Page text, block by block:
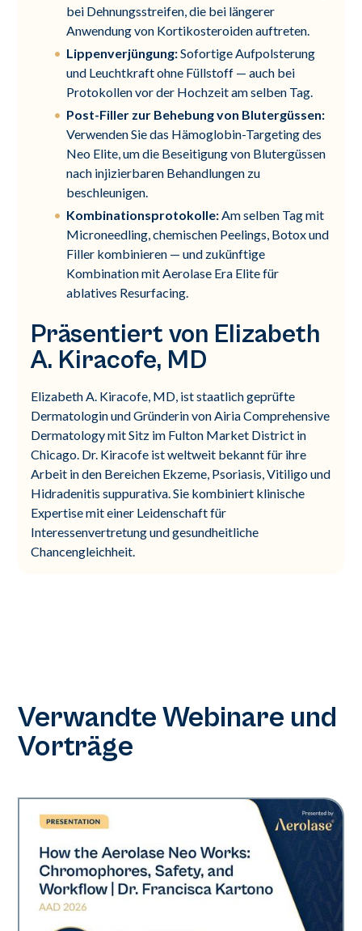
bei Dehnungsstreifen, die bei längerer
Anwendung von Kortikosteroiden auftreten.
Lippenverjüngung:Sofortige Aufpolsterung
und Leuchtkraft ohne Füllstoff — auch bei
Protokollen vor der Hochzeit am selben Tag.
Post-Filler zur Behebung von Blutergüssen:
Verwenden Sie das Hämoglobin-Targeting des
Neo Elite, um die Beseitigung von Blutergüssen
nach injizierbaren Behandlungen zu
beschleunigen.
Kombinationsprotokolle: Am selben Tag mit
Microneedling, chemischen Peelings, Botox und
Filler kombinieren — und zukünftige
Kombination mit Aerolase Era Elite für
ablatives Resurfacing.
Präsentiert von Elizabeth
A. Kiracofe, MD
Elizabeth A. Kiracofe, MD, ist staatlich geprüfte
Dermatologin und Gründerin von Airia Comprehensive
Dermatology mit Sitz im Fulton Market District in
Chicago. Dr. Kiracofe ist weltweit bekannt für ihre
Arbeit in den Bereichen Ekzeme, Psoriasis, Vitiligo und
Hidradenitis suppurativa. Sie kombiniert klinische
Expertise mit einer Leidenschaft für
Interessenvertretung und gesundheitliche
Chancengleichheit.
Verwandte Webinare und
Vorträge